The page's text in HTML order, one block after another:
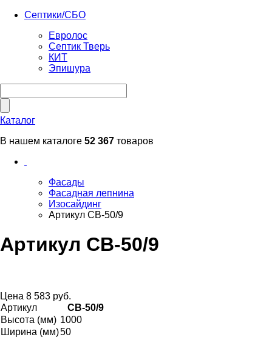
Септики/СБО
Евролос
Септик Тверь
КИТ
Эпишура
Каталог
В нашем каталоге 52 367 товаров
Фасады
Фасадная лепнина
Изосайдинг
Артикул СВ-50/9
Артикул СВ-50/9
Цена 8 583 руб.
Артикул
СВ-50/9
Высота (мм) 1000
Ширина (мм)50